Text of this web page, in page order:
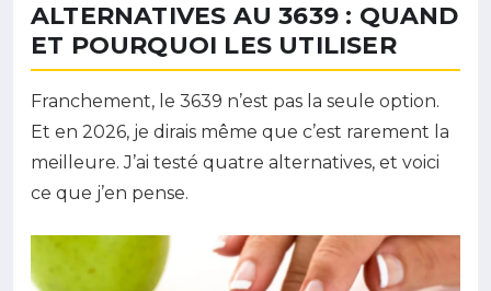
ALTERNATIVES AU 3639 : QUAND
ET POURQUOI LES UTILISER
Franchement, le 3639 n’est pas la seule option.
Et en 2026, je dirais même que c’est rarement la
meilleure. J’ai testé quatre alternatives, et voici
ce que j’en pense.